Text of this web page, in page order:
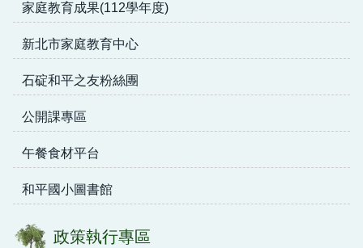
家庭教育成果(112學年度)
新北市家庭教育中心
石碇和平之友粉絲團
公開課專區
午餐食材平台
和平國小圖書館
政策執行專區